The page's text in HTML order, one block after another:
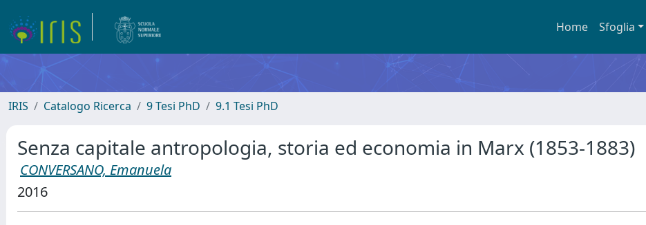
Home Sfoglia
IRIS Catalogo Ricerca 9 Tesi PhD 9.1 Tesi PhD
Senza capitale antropologia, storia ed economia in Marx (1853-1883)
CONVERSANO, Emanuela
2016